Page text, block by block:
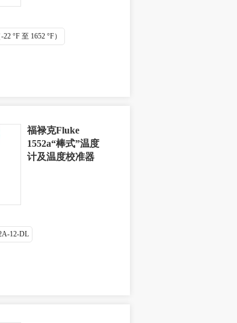
°F 至 1652 °F）
福禄克Fluke
1552a“棒式”温度
计及温度校准器
12-DL